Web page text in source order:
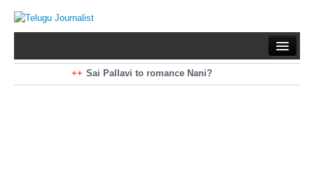
Sai Pallavi to romance Nani?
Kiara Advani to romance Pawan Kalyan